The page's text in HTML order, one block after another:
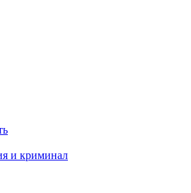
и криминал